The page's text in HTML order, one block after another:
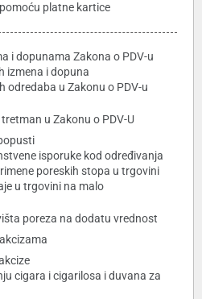
platne kartice
i dopunama Zakona o PDV-u
izmena i dopuna
odredaba u Zakonu o PDV-u
u Zakonu o PDV-U
isporuke kod određivanja
poreskih stopa u trgovini
u trgovini na malo
poreza na dodatu vrednost
cigara i cigarilosa i duvana za